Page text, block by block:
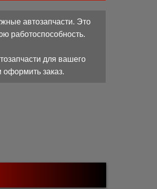
автозапчасти. Это
работоспособность.
для вашего
заказ.